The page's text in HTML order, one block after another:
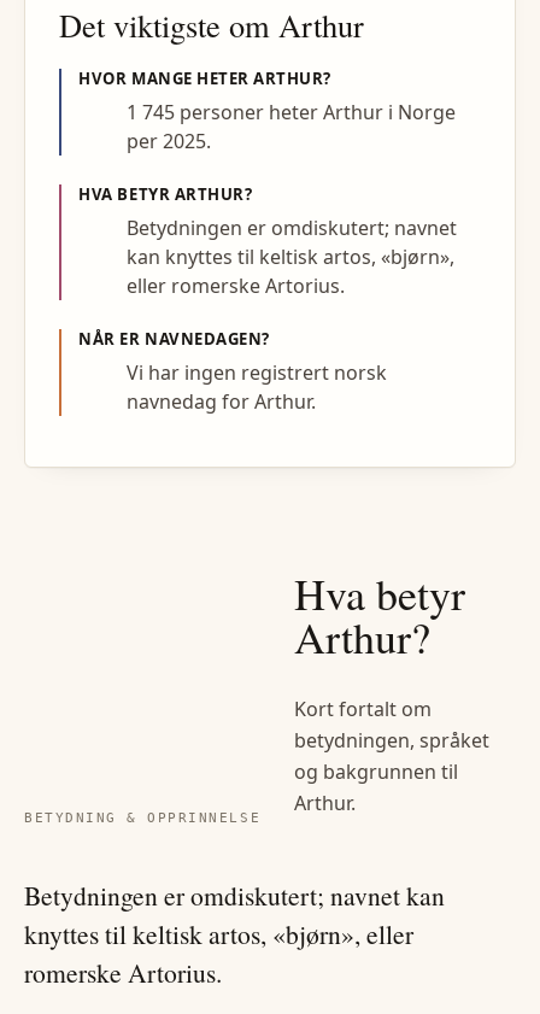
Det viktigste om Arthur
HVOR MANGE HETERARTHUR?
1 745 personer heter Arthur i Norge
per 2025.
HVA BETYR ARTHUR?
Betydningen er omdiskutert; navnet
kan knyttes til keltisk artos, «bjørn»,
eller romerske Artorius.
NÅR ER NAVNEDAGEN?
Vi har ingen registrert norsk
navnedag for Arthur.
BETYDNING & OPPRINNELSE
Hva betyr
Arthur?
Kort fortalt om
betydningen, språket
og bakgrunnen til
Arthur.
Betydningen er omdiskutert; navnet kan
knyttes til keltisk artos, «bjørn», eller
romerske Artorius.